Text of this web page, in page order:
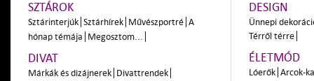
SZTÁROK
Sztárinterjúk Sztárhírek Művészportré A
hónap témája Megosztom...
DIVAT
Márkák és dizájnerek Divattrendek
DESIGN
Ünnepi
Térről térre
ÉLETMÓD
Lóerők Arcok-